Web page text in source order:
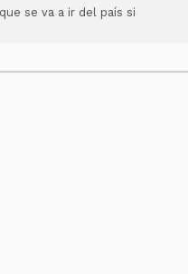
se va a ir del país si